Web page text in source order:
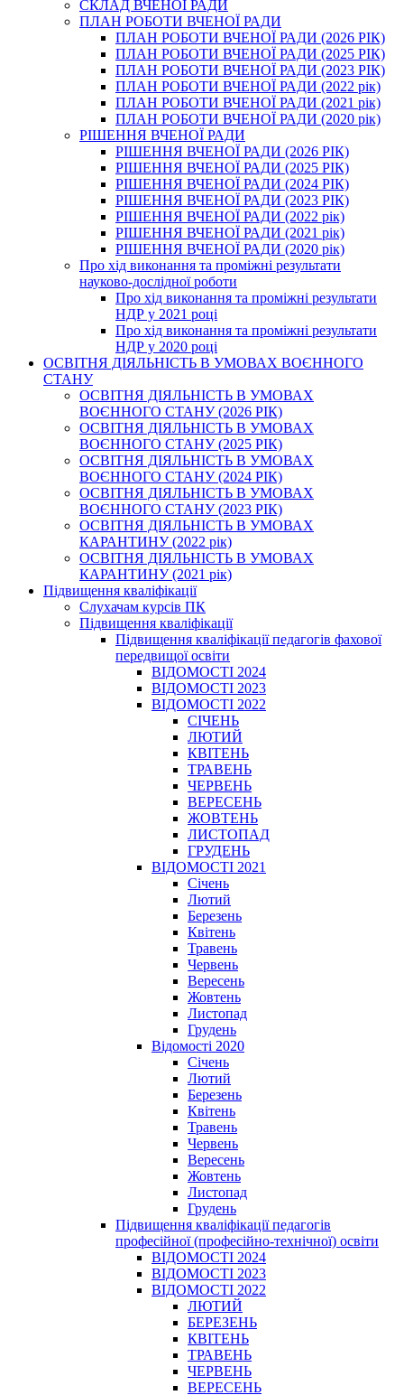
СКЛАД ВЧЕНОЇ РАДИ
ПЛАН РОБОТИ ВЧЕНОЇ РАДИ
ПЛАН РОБОТИ ВЧЕНОЇ РАДИ (2026 РІК)
ПЛАН РОБОТИ ВЧЕНОЇ РАДИ (2025 РІК)
ПЛАН РОБОТИ ВЧЕНОЇ РАДИ (2023 РІК)
ПЛАН РОБОТИ ВЧЕНОЇ РАДИ (2022 рік)
ПЛАН РОБОТИ ВЧЕНОЇ РАДИ (2021 рік)
ПЛАН РОБОТИ ВЧЕНОЇ РАДИ (2020 рік)
РІШЕННЯ ВЧЕНОЇ РАДИ
РІШЕННЯ ВЧЕНОЇ РАДИ (2026 РІК)
РІШЕННЯ ВЧЕНОЇ РАДИ (2025 РІК)
РІШЕННЯ ВЧЕНОЇ РАДИ (2024 РІК)
РІШЕННЯ ВЧЕНОЇ РАДИ (2023 РІК)
РІШЕННЯ ВЧЕНОЇ РАДИ (2022 рік)
РІШЕННЯ ВЧЕНОЇ РАДИ (2021 рік)
РІШЕННЯ ВЧЕНОЇ РАДИ (2020 рік)
Про хід виконання та проміжні результати
науково-дослідної роботи
Про хід виконання та проміжні результати
НДР у 2021 році
Про хід виконання та проміжні результати
НДР у 2020 році
ОСВІТНЯ ДІЯЛЬНІСТЬ В УМОВАХ ВОЄННОГО
СТАНУ
ОСВІТНЯ ДІЯЛЬНІСТЬ В УМОВАХ
ВОЄННОГО СТАНУ (2026 РІК)
ОСВІТНЯ ДІЯЛЬНІСТЬ В УМОВАХ
ВОЄННОГО СТАНУ (2025 РІК)
ОСВІТНЯ ДІЯЛЬНІСТЬ В УМОВАХ
ВОЄННОГО СТАНУ (2024 РІК)
ОСВІТНЯ ДІЯЛЬНІСТЬ В УМОВАХ
ВОЄННОГО СТАНУ (2023 РІК)
ОСВІТНЯ ДІЯЛЬНІСТЬ В УМОВАХ
КАРАНТИНУ (2022 рік)
ОСВІТНЯ ДІЯЛЬНІСТЬ В УМОВАХ
КАРАНТИНУ (2021 рік)
Підвищення кваліфікації
Слухачам курсів ПК
Підвищення кваліфікації
Підвищення кваліфікації педагогів фахової
передвищої освіти
ВІДОМОСТІ 2024
ВІДОМОСТІ 2023
ВІДОМОСТІ 2022
СІЧЕНЬ
ЛЮТИЙ
КВІТЕНЬ
ТРАВЕНЬ
ЧЕРВЕНЬ
ВЕРЕСЕНЬ
ЖОВТЕНЬ
ЛИСТОПАД
ГРУДЕНЬ
ВІДОМОСТІ 2021
Січень
Лютий
Березень
Квітень
Травень
Червень
Вересень
Жовтень
Листопад
Грудень
Відомості 2020
Січень
Лютий
Березень
Квітень
Травень
Червень
Вересень
Жовтень
Листопад
Грудень
Підвищення кваліфікації педагогів
професійної (професійно-технічної) освіти
ВІДОМОСТІ 2024
ВІДОМОСТІ 2023
ВІДОМОСТІ 2022
ЛЮТИЙ
БЕРЕЗЕНЬ
КВІТЕНЬ
ТРАВЕНЬ
ЧЕРВЕНЬ
ВЕРЕСЕНЬ